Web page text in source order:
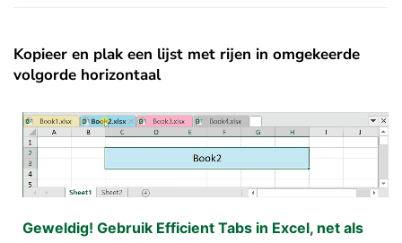
Kopieer en plak een lijst met rijen in omgekeerde
volgorde horizontaal
Geweldig! Gebruik Efficient Tabs in Excel, net als